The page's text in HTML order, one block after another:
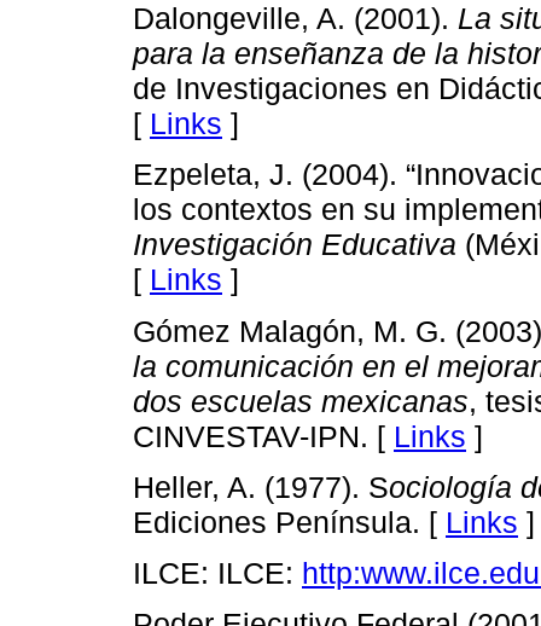
Dalongeville, A. (2001). La
para la enseñanza de la
de Investigaciones en
[ Links ]
Ezpeleta, J. (2004).
los contextos en su
Investigación Educativa
[ Links ]
Gómez Malagón, M. G.
la comunicación en el
dos escuelas mexicanas,
CINVESTAV-IPN. [ Links ]
Heller, A. (1977). Sociología
Ediciones Península. [ Links ]
ILCE: ILCE: